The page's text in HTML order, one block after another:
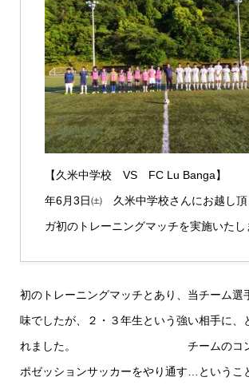
【久米中学校 VS FC Lu
年6月3日㈯ 久米中学校さんにお越し頂
ガ初のトレーニングマッチを実施いたし
初のトレーニングマッチとあり、当チーム選
味でしたが、２・３年生という強い相手に、
れました。 チームのコンセプ
ポゼッションサッカーをやり通す…というこ